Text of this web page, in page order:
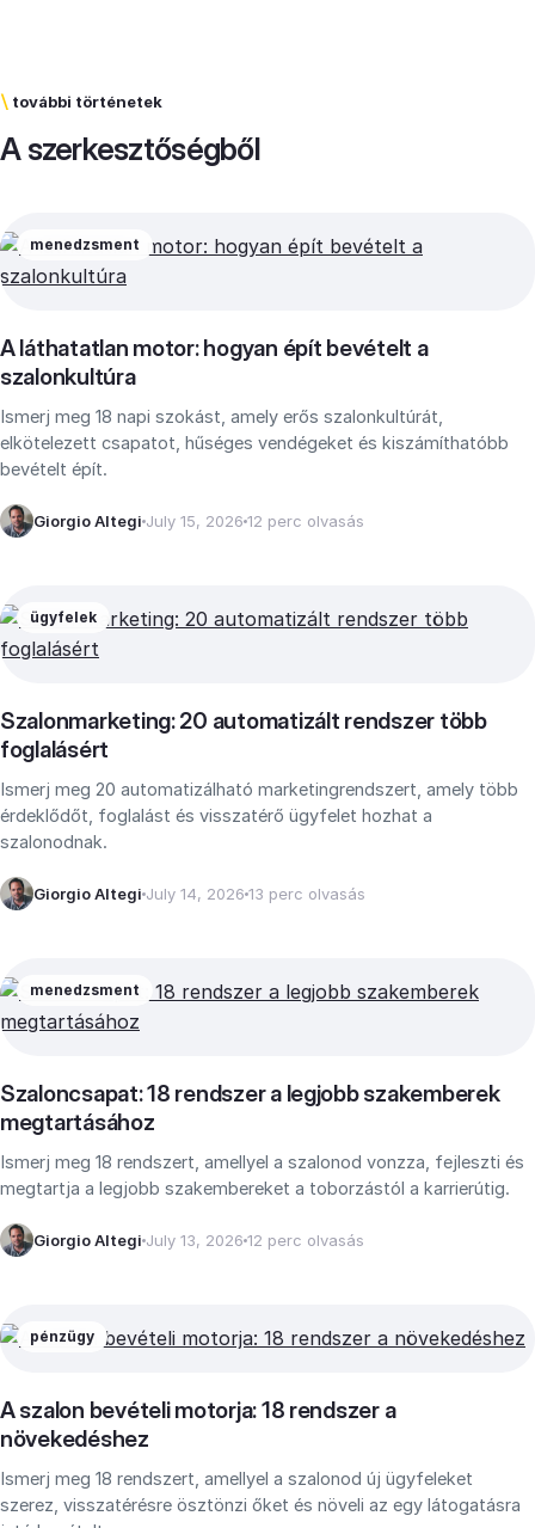
\ további történetek
A szerkesztőségből
menedzsment
A láthatatlan motor: hogyan épít bevételt a
szalonkultúra
Ismerj meg 18 napi szokást, amely erős szalonkultúrát,
elkötelezett csapatot, hűséges vendégeket és kiszámíthatóbb
bevételt épít.
Giorgio Altegi July 15, 2026 12 perc olvasás
ügyfelek
Szalonmarketing: 20 automatizált rendszer több
foglalásért
Ismerj meg 20 automatizálható marketingrendszert, amely több
érdeklődőt, foglalást és visszatérő ügyfelet hozhat a
szalonodnak.
Giorgio Altegi July 14, 2026 13 perc olvasás
menedzsment
Szaloncsapat: 18 rendszer a legjobb szakemberek
megtartásához
Ismerj meg 18 rendszert, amellyel a szalonod vonzza, fejleszti és
megtartja a legjobb szakembereket a toborzástól a karrierútig.
Giorgio Altegi July 13, 2026 12 perc olvasás
pénzügy
A szalon bevételi motorja: 18 rendszer a
növekedéshez
Ismerj meg 18 rendszert, amellyel a szalonod új ügyfeleket
szerez, visszatérésre ösztönzi őket és növeli az egy látogatásra